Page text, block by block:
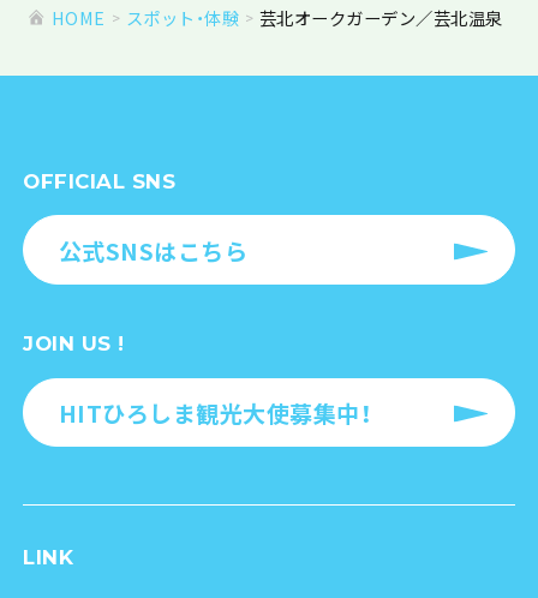
HOME スポット・体験 芸北オークガーデン／芸北温泉
OFFICIAL SNS
公式SNSはこちら
JOIN US !
HITひろしま観光大使募集中！
LINK